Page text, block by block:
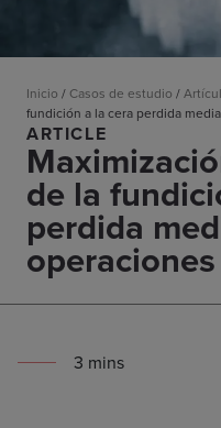
Inicio / Casos de estudio /
fundición a la cera perdida
ARTICLE
de la
perdida
3 mins